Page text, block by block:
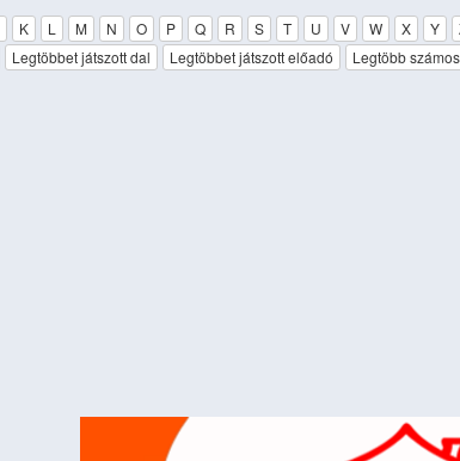
K L M N O P Q R S T U V W X Y
Legtöbbet játszott dal Legtöbbet játszott előadó Legtöbb